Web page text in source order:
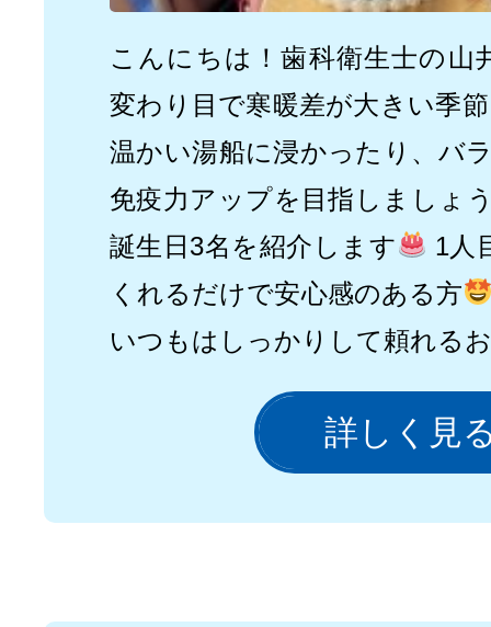
こんにちは！歯科衛生士の山
変わり目で寒暖差が大きい季
温かい湯船に浸かったり、バ
免疫力アップを目指しましょ
誕生日3名を紹介します
1人
くれるだけで安心感のある方
いつもはしっかりして頼れる
詳しく見